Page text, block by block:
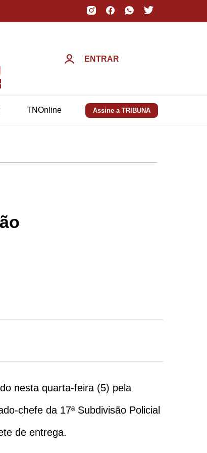
ENTRAR
TNOnline Assine a TRIBUNA
nesta quarta-feira (5) pela
chefe da 17ª Subdivisão Policial
de entrega.